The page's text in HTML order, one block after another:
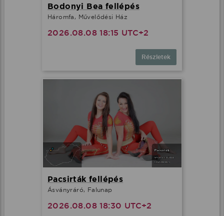
Bodonyi Bea fellépés
Háromfa, Művelődési Ház
2026.08.08 18:15 UTC+2
Részletek
Pacsirták fellépés
Ásványráró, Falunap
2026.08.08 18:30 UTC+2